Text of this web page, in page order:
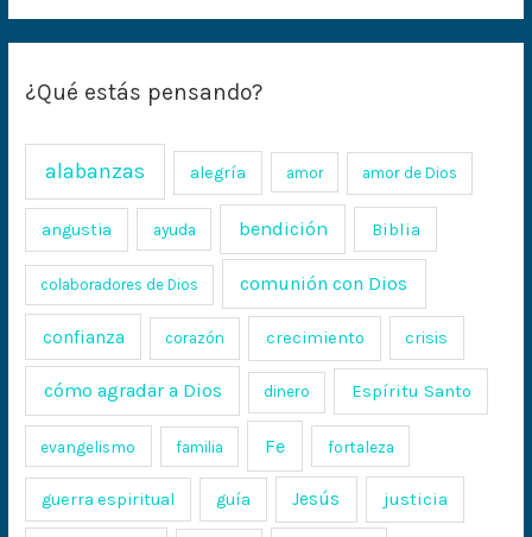
¿Qué estás pensando?
alabanzas alegría amor amor de Dios
angustia ayuda bendición Biblia
colaboradores de Dios comunión con Dios
confianza corazón crecimiento crisis
cómo agradar a Dios dinero Espíritu Santo
evangelismo familia Fe fortaleza
guerra espiritual guía Jesús justicia